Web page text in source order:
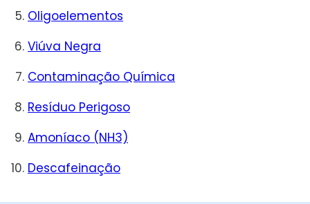
Oligoelementos
Viúva Negra
Contaminação Química
Resíduo Perigoso
Amoníaco (NH3)
Descafeinação